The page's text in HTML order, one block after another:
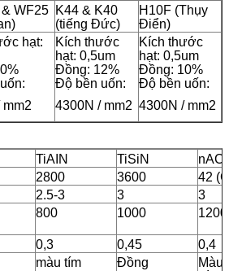
WF25 K44 & K40
(tiếng Đức)
H10F (Thụy
Điển)
hạt:
Kích thước
hạt: 0,5um
Đồng: 12%
Độ bền uốn:
4300N / mm2
Kích thước
hạt: 0,5um
Đồng: 10%
Độ bền uốn:
4300N / mm2
TiAIN TiSiN
2800 3600
42
2.5-3 3
3
800 1000 1200
0,3 0,45
0,4
màu tím Đồng
Màu